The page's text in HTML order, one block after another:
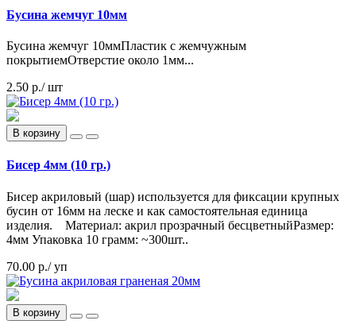
Бусина жемчуг 10мм
Бусина жемчуг 10ммПластик с жемчужным
покрытиемОтверстие около 1мм...
2.50 р./ шт
В корзину
Бисер 4мм (10 гр.)
Бисер акриловый (шар) используется для фиксации крупных
бусин от 16мм на леске и как самостоятельная единица
изделия. Материал: акрил прозрачный бесцветныйРазмер:
4мм Упаковка 10 грамм: ~300шт..
70.00 р./ уп
В корзину